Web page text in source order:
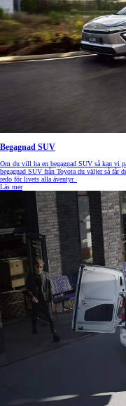
Begagnad SUV
Om du vill ha en begagnad SUV så kan vi
begagnad SUV från Toyota du väljer så får
redo för livets alla äventyr.
Läs mer